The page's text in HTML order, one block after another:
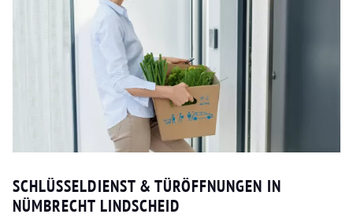
SCHLÜSSELDIENST & TÜRÖFFNUNGEN IN
NÜMBRECHT LINDSCHEID